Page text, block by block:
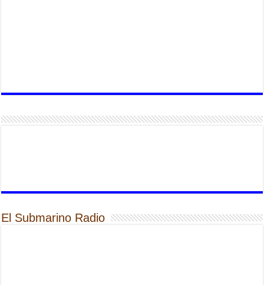
El Submarino Radio